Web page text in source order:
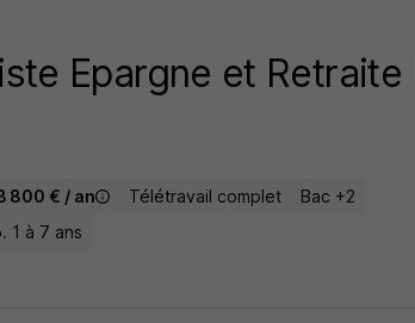
Epargne et Retraite
800 € / an Télétravail complet
Bac +2
1 à 7 ans